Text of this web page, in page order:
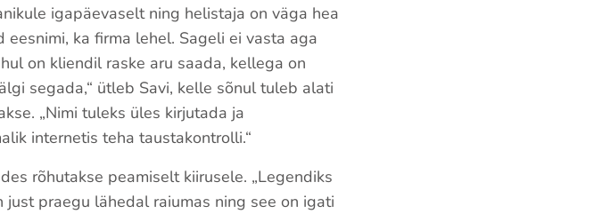
igapäevaselt ning helistaja on väga hea
ka firma lehel. Sageli ei vasta aga
on kliendil raske aru saada, kellega on
segada,“ ütleb Savi, kelle sõnul tuleb alati
„Nimi tuleks üles kirjutada ja
internetis teha taustakontrolli.“
rõhutakse peamiselt kiirusele. „Legendiks
praegu lähedal raiumas ning see on igati